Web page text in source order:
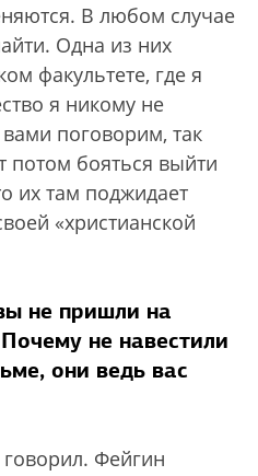
В любом случае
Одна из них
факультете, где я
я никому не
поговорим, так
потом бояться выйти
их там поджидает
«христианской
не пришли на
не навестили
они ведь вас
Фейгин